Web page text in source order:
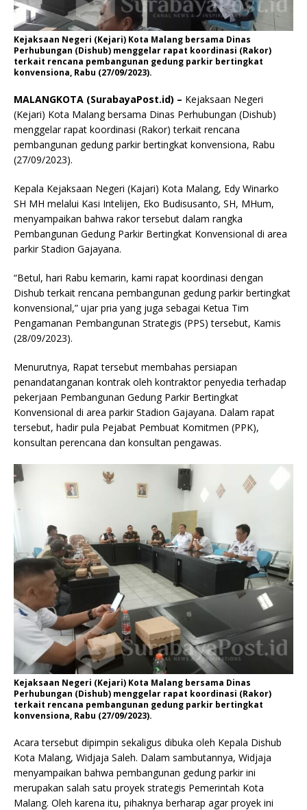
Kejaksaan Negeri (Kejari) Kota Malang bersama Dinas
Perhubungan (Dishub) menggelar rapat koordinasi (Rakor)
terkait rencana pembangunan gedung parkir bertingkat
konvensiona, Rabu (27/09/2023).
MALANGKOTA (SurabayaPost.id) – Kejaksaan Negeri
(Kejari) Kota Malang bersama Dinas Perhubungan (Dishub)
menggelar rapat koordinasi (Rakor) terkait rencana
pembangunan gedung parkir bertingkat konvensiona, Rabu
(27/09/2023).
Kepala Kejaksaan Negeri (Kajari) Kota Malang, Edy Winarko
SH MH melalui Kasi Intelijen, Eko Budisusanto, SH, MHum,
menyampaikan bahwa rakor tersebut dalam rangka
Pembangunan Gedung Parkir Bertingkat Konvensional di area
parkir Stadion Gajayana.
“Betul, hari Rabu kemarin, kami rapat koordinasi dengan
Dishub terkait rencana pembangunan gedung parkir bertingkat
konvensional,” ujar pria yang juga sebagai Ketua Tim
Pengamanan Pembangunan Strategis (PPS) tersebut, Kamis
(28/09/2023).
Menurutnya, Rapat tersebut membahas persiapan
penandatanganan kontrak oleh kontraktor penyedia terhadap
pekerjaan Pembangunan Gedung Parkir Bertingkat
Konvensional di area parkir Stadion Gajayana. Dalam rapat
tersebut, hadir pula Pejabat Pembuat Komitmen (PPK),
konsultan perencana dan konsultan pengawas.
Kejaksaan Negeri (Kejari) Kota Malang bersama Dinas
Perhubungan (Dishub) menggelar rapat koordinasi (Rakor)
terkait rencana pembangunan gedung parkir bertingkat
konvensiona, Rabu (27/09/2023).
Acara tersebut dipimpin sekaligus dibuka oleh Kepala Dishub
Kota Malang, Widjaja Saleh. Dalam sambutannya, Widjaja
menyampaikan bahwa pembangunan gedung parkir ini
merupakan salah satu proyek strategis Pemerintah Kota
Malang. Oleh karena itu, pihaknya berharap agar proyek ini